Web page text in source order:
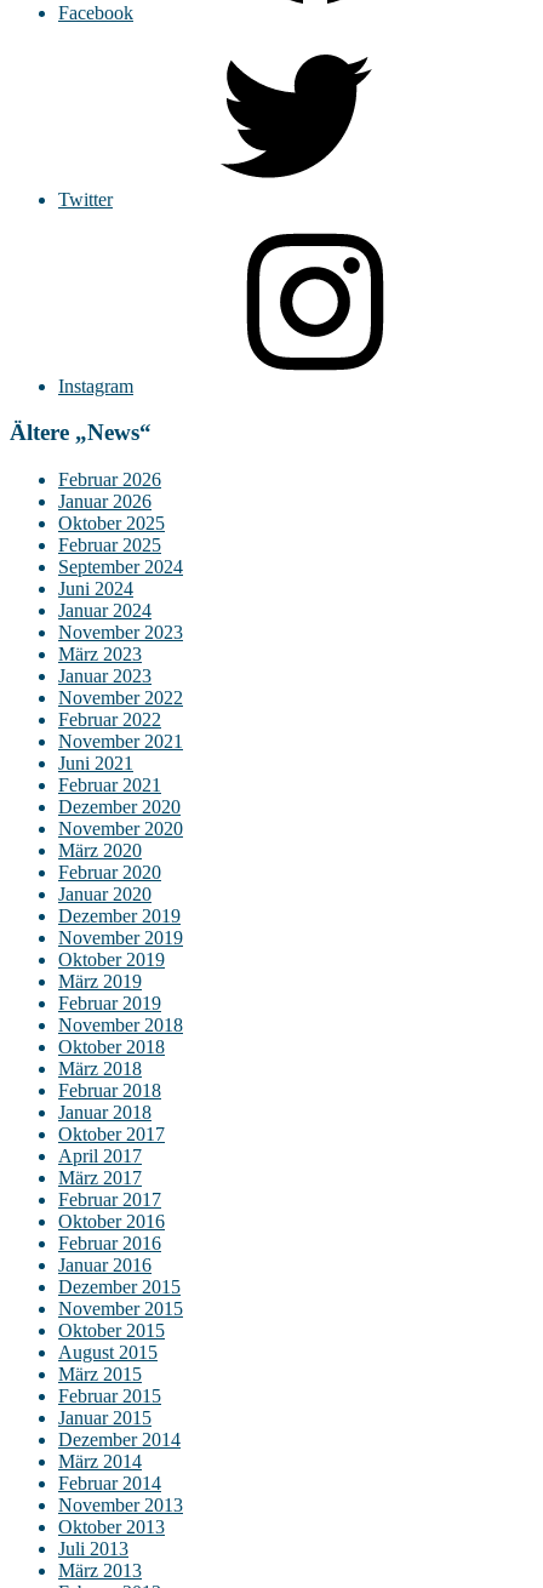
Facebook
Twitter
Instagram
Ältere „News“
Februar 2026
Januar 2026
Oktober 2025
Februar 2025
September 2024
Juni 2024
Januar 2024
November 2023
März 2023
Januar 2023
November 2022
Februar 2022
November 2021
Juni 2021
Februar 2021
Dezember 2020
November 2020
März 2020
Februar 2020
Januar 2020
Dezember 2019
November 2019
Oktober 2019
März 2019
Februar 2019
November 2018
Oktober 2018
März 2018
Februar 2018
Januar 2018
Oktober 2017
April 2017
März 2017
Februar 2017
Oktober 2016
Februar 2016
Januar 2016
Dezember 2015
November 2015
Oktober 2015
August 2015
März 2015
Februar 2015
Januar 2015
Dezember 2014
März 2014
Februar 2014
November 2013
Oktober 2013
Juli 2013
März 2013